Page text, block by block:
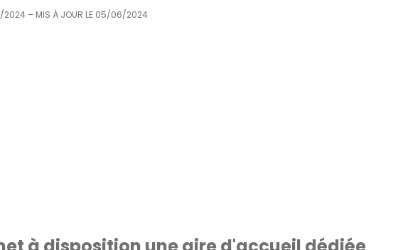
2024 – MIS À JOUR LE 05/06/2024